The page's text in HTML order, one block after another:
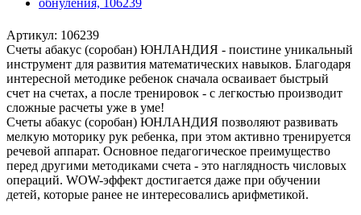
Артикул: 106239
Счеты абакус (соробан) ЮНЛАНДИЯ - поистине уникальный
инструмент для развития математических навыков. Благодаря
интересной методике ребенок сначала осваивает быстрый
счет на счетах, а после тренировок - с легкостью производит
сложные расчеты уже в уме!
Cчеты абакус (соробан) ЮНЛАНДИЯ позволяют развивать
мелкую моторику рук ребенка, при этом активно тренируется
речевой аппарат. Основное педагогическое преимущество
перед другими методиками счета - это наглядность числовых
операций. WOW-эффект достигается даже при обучении
детей, которые ранее не интересовались арифметикой.